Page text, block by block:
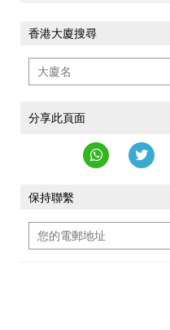
香港大廈搜尋
分享此頁面
保持聯繫